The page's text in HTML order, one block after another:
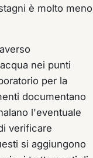
è molto meno
nei punti
per la
documentano
l'eventuale
verificare
si aggiungono